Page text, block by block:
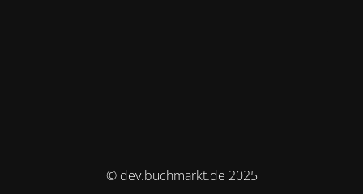
© dev.buchmarkt.de 2025